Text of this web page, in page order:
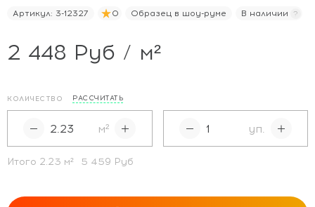
Артикул: 3-12327 0 Образец в шоу-руме В наличии
2 448 Руб / м²
КОЛИЧЕСТВО РАССЧИТАТЬ
м² уп.
Итого 2.23 м² 5 459 Руб